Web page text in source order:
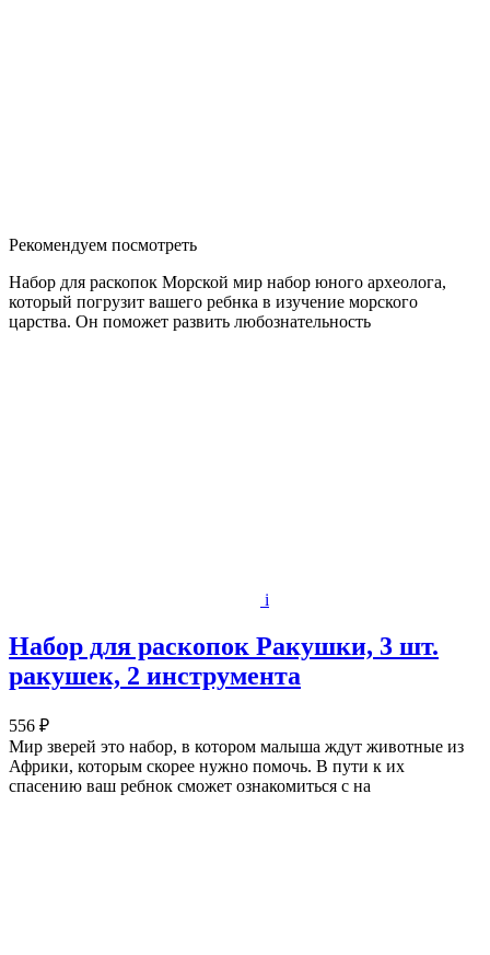
Рекомендуем посмотреть
Набор для раскопок Морской мир набор юного археолога,
который погрузит вашего ребнка в изучение морского
царства. Он поможет развить любознательность
i
Набор для раскопок Ракушки, 3 шт.
ракушек, 2 инструмента
556 ₽
Мир зверей это набор, в котором малыша ждут животные из
Африки, которым скорее нужно помочь. В пути к их
спасению ваш ребнок сможет ознакомиться с на